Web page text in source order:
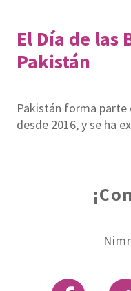
El Día de las
Pakistán
Pakistán forma parte
desde 2016, y se ha